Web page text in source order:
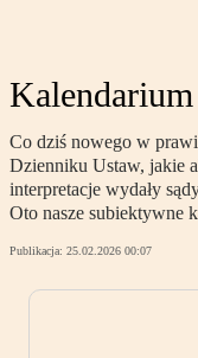
Co dziś nowego w
Dzienniku Ustaw, jakie
interpretacje wydały
Oto nasze subiektywne
Publikacja: 25.02.2026 00:07